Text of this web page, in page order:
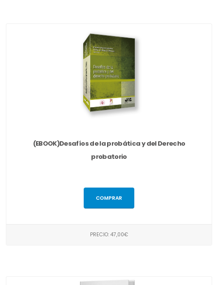
(EBOOK)Desafíos de la probática y del Derecho
probatorio
COMPRAR
PRECIO: 47,00€